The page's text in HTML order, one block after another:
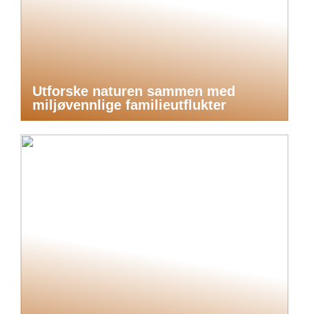
Utforske naturen sammen med
miljøvennlige familieutflukter